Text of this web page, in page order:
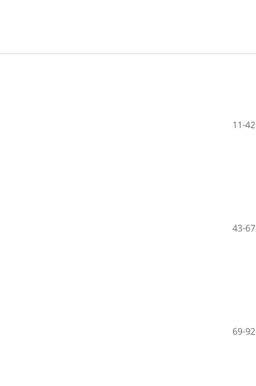
11-42
43-67
69-92